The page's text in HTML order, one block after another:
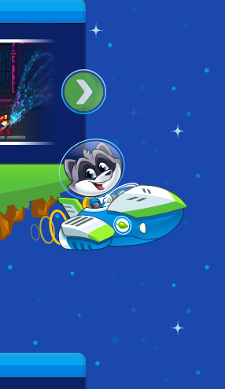
NUCLEAR BLAZE
KIM POSSIBLE:
IMPROBABLE